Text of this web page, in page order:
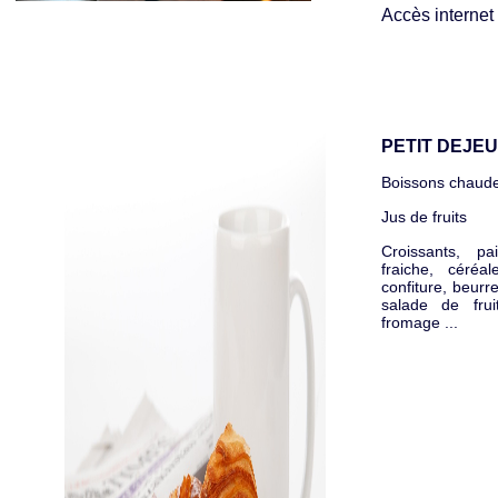
Accès
PETIT
Boissons
Jus de fruits
Croissants,
fraiche,
confiture,
salade de
fromage ...